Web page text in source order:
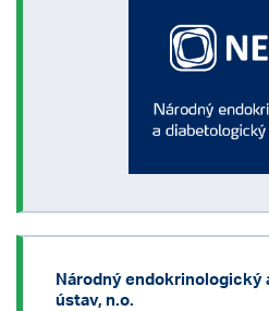
Národný endokrinologický
ústav, n.o.